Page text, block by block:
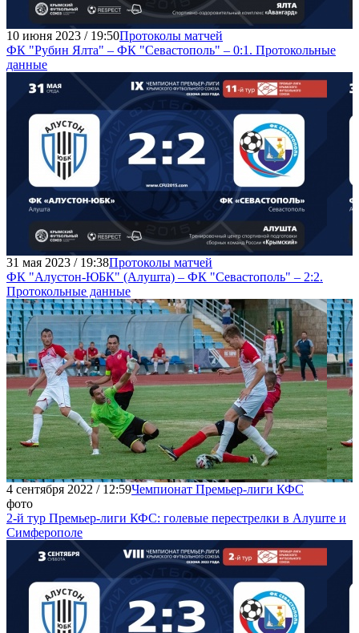
10 июня 2023 / 19:50Протоколы матчей
ФК "Рубин Ялта" – ФК "Севастополь" – 0:1. Протокольные
данные
31 мая 2023 / 19:38Протоколы матчей
ФК "Алустон-ЮБК" (Алушта) – ФК "Севастополь" – 2:2.
Протокольные данные
4 сентября 2022 / 12:59Чемпионат Премьер-лиги КФС
фото
2-й тур Премьер-лиги КФС: голевые перестрелки в Алуште и
Симферополе